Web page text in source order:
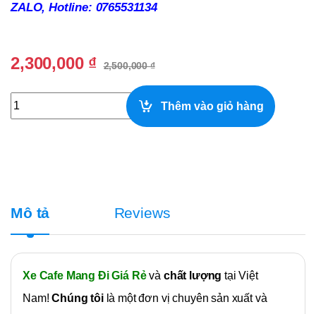
ZALO, Hotline: 0765531134
2,300,000 ₫ 2,500,000₫
Xe Cafe Mang Đi Giá Rẻ quantity
Thêm vào giỏ hàng
Mô tả Reviews
Xe Cafe Mang Đi Giá Rẻvà chất lượng tại Việt
Nam!Chúng tôilà một đơn vị chuyên sản xuất và